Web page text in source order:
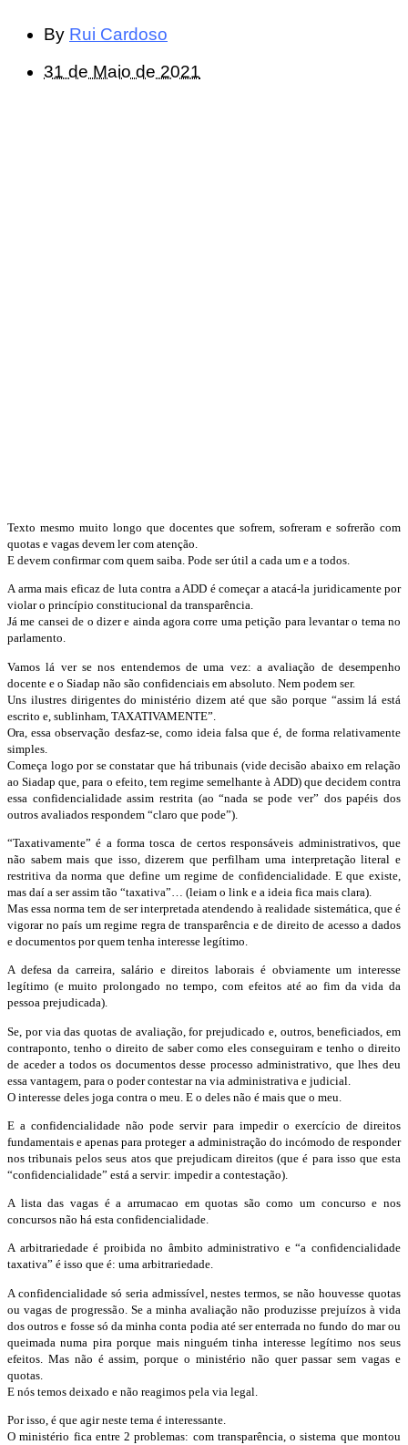
By Rui Cardoso
31 de Maio de 2021
Texto mesmo muito longo que docentes que sofrem, sofreram e sofrerão com
quotas e vagas devem ler com atenção.
E devem confirmar com quem saiba. Pode ser útil a cada um e a todos.
A arma mais eficaz de luta contra a ADD é começar a atacá-la juridicamente por
violar o princípio constitucional da transparência.
Já me cansei de o dizer e ainda agora corre uma petição para levantar o tema no
parlamento.
Vamos lá ver se nos entendemos de uma vez: a avaliação de desempenho
docente e o Siadap não são confidenciais em absoluto. Nem podem ser.
Uns ilustres dirigentes do ministério dizem até que são porque “assim lá está
escrito e, sublinham, TAXATIVAMENTE”.
Ora, essa observação desfaz-se, como ideia falsa que é, de forma relativamente
simples.
Começa logo por se constatar que há tribunais (vide decisão abaixo em relação
ao Siadap que, para o efeito, tem regime semelhante à ADD) que decidem contra
essa confidencialidade assim restrita (ao “nada se pode ver” dos papéis dos
outros avaliados respondem “claro que pode”).
“Taxativamente” é a forma tosca de certos responsáveis administrativos, que
não sabem mais que isso, dizerem que perfilham uma interpretação literal e
restritiva da norma que define um regime de confidencialidade. E que existe,
mas daí a ser assim tão “taxativa”… (leiam o link e a ideia fica mais clara).
Mas essa norma tem de ser interpretada atendendo à realidade sistemática, que é
vigorar no país um regime regra de transparência e de direito de acesso a dados
e documentos por quem tenha interesse legítimo.
A defesa da carreira, salário e direitos laborais é obviamente um interesse
legítimo (e muito prolongado no tempo, com efeitos até ao fim da vida da
pessoa prejudicada).
Se, por via das quotas de avaliação, for prejudicado e, outros, beneficiados, em
contraponto, tenho o direito de saber como eles conseguiram e tenho o direito
de aceder a todos os documentos desse processo administrativo, que lhes deu
essa vantagem, para o poder contestar na via administrativa e judicial.
O interesse deles joga contra o meu. E o deles não é mais que o meu.
E a confidencialidade não pode servir para impedir o exercício de direitos
fundamentais e apenas para proteger a administração do incómodo de responder
nos tribunais pelos seus atos que prejudicam direitos (que é para isso que esta
“confidencialidade” está a servir: impedir a contestação).
A lista das vagas é a arrumacao em quotas são como um concurso e nos
concursos não há esta confidencialidade.
A arbitrariedade é proibida no âmbito administrativo e “a confidencialidade
taxativa” é isso que é: uma arbitrariedade.
A confidencialidade só seria admissível, nestes termos, se não houvesse quotas
ou vagas de progressão. Se a minha avaliação não produzisse prejuízos à vida
dos outros e fosse só da minha conta podia até ser enterrada no fundo do mar ou
queimada numa pira porque mais ninguém tinha interesse legítimo nos seus
efeitos. Mas não é assim, porque o ministério não quer passar sem vagas e
quotas.
E nós temos deixado e não reagimos pela via legal.
Por isso, é que agir neste tema é interessante.
O ministério fica entre 2 problemas: com transparência, o sistema que montou